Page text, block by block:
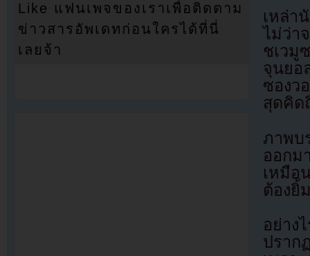
เหล่า
ไม่ว่า
ชเวมู
จุนยอ
ซองว
สุดคิด
ภาพบ
ออกม
เหมื
ต้องยิ้
อย่าง
ปราก
Like แฟนเพจของเราเพื่อติดตาม
ข่าวสารอัพเดทก่อนใครได้ที่นี่
เลยจ้า